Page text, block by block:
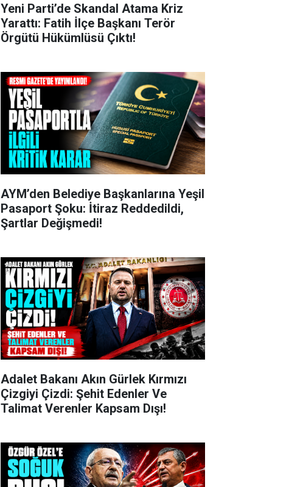
Yeni Parti’de Skandal Atama Kriz
Yarattı: Fatih İlçe Başkanı Terör
Örgütü Hükümlüsü Çıktı!
AYM’den Belediye Başkanlarına Yeşil
Pasaport Şoku: İtiraz Reddedildi,
Şartlar Değişmedi!
Adalet Bakanı Akın Gürlek Kırmızı
Çizgiyi Çizdi: Şehit Edenler Ve
Talimat Verenler Kapsam Dışı!